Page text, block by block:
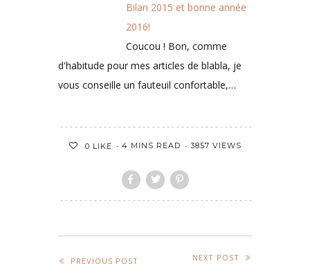
Bilan 2015 et bonne année
2016!
Coucou ! Bon, comme
d'habitude pour mes articles de blabla, je
vous conseille un fauteuil confortable,…
0 LIKE 4 MINS READ 3857 VIEWS
PREVIOUS POST NEXT POST